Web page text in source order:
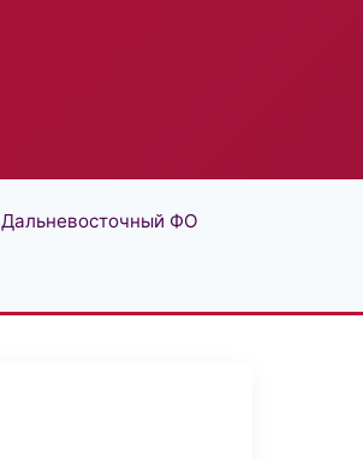
Дальневосточный ФО